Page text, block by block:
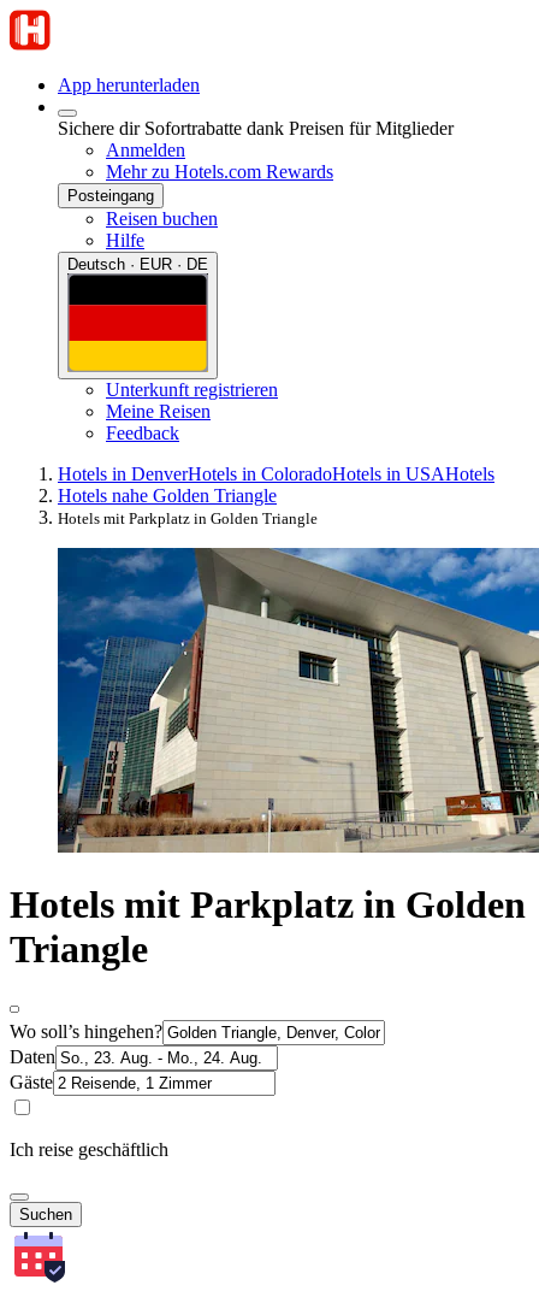
App herunterladen
Sichere dir Sofortrabatte dank Preisen für Mitglieder
Anmelden
Mehr zu Hotels.com Rewards
Posteingang
Reisen buchen
Hilfe
Deutsch · EUR · DE
Unterkunft registrieren
Meine Reisen
Feedback
Hotels in DenverHotels in ColoradoHotels in USAHotels
Hotels nahe Golden Triangle
Hotels mit Parkplatz in Golden Triangle
Hotels mit Parkplatz in Golden
Triangle
Wo soll’s hingehen?
Daten
Gäste
Ich reise geschäftlich
Suchen